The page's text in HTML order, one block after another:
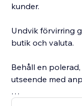
kunder.
Undvik förvirring
butik och valuta.
Behåll en
utseende med